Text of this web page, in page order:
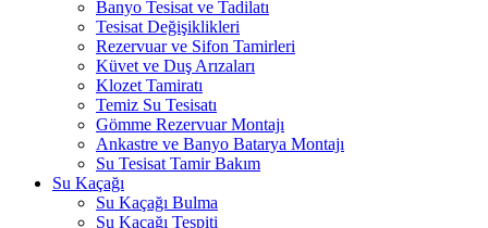
Banyo Tesisat ve Tadilatı
Tesisat Değişiklikleri
Rezervuar ve Sifon Tamirleri
Küvet ve Duş Arızaları
Klozet Tamiratı
Temiz Su Tesisatı
Gömme Rezervuar Montajı
Ankastre ve Banyo Batarya Montajı
Su Tesisat Tamir Bakım
Su Kaçağı
Su Kaçağı Bulma
Su Kaçağı Tespiti